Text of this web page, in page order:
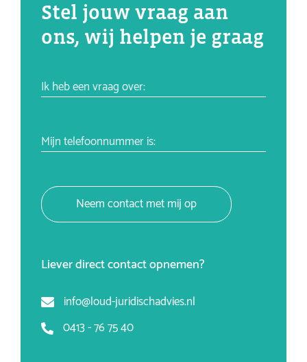
Stel jouw vraag aan
ons, wij helpen je graag
Ik heb een vraag over:
Mijn telefoonnummer is:
Neem contact met mij op
Liever direct contact opnemen?
info@loud-juridischadvies.nl
0413 - 76 75 40